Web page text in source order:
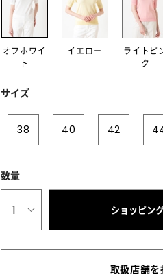
オフホワイ
ト
イエロー
ライトピ
ク
サイズ
38 40 42
数量
1 ショッピン
取扱店舗を